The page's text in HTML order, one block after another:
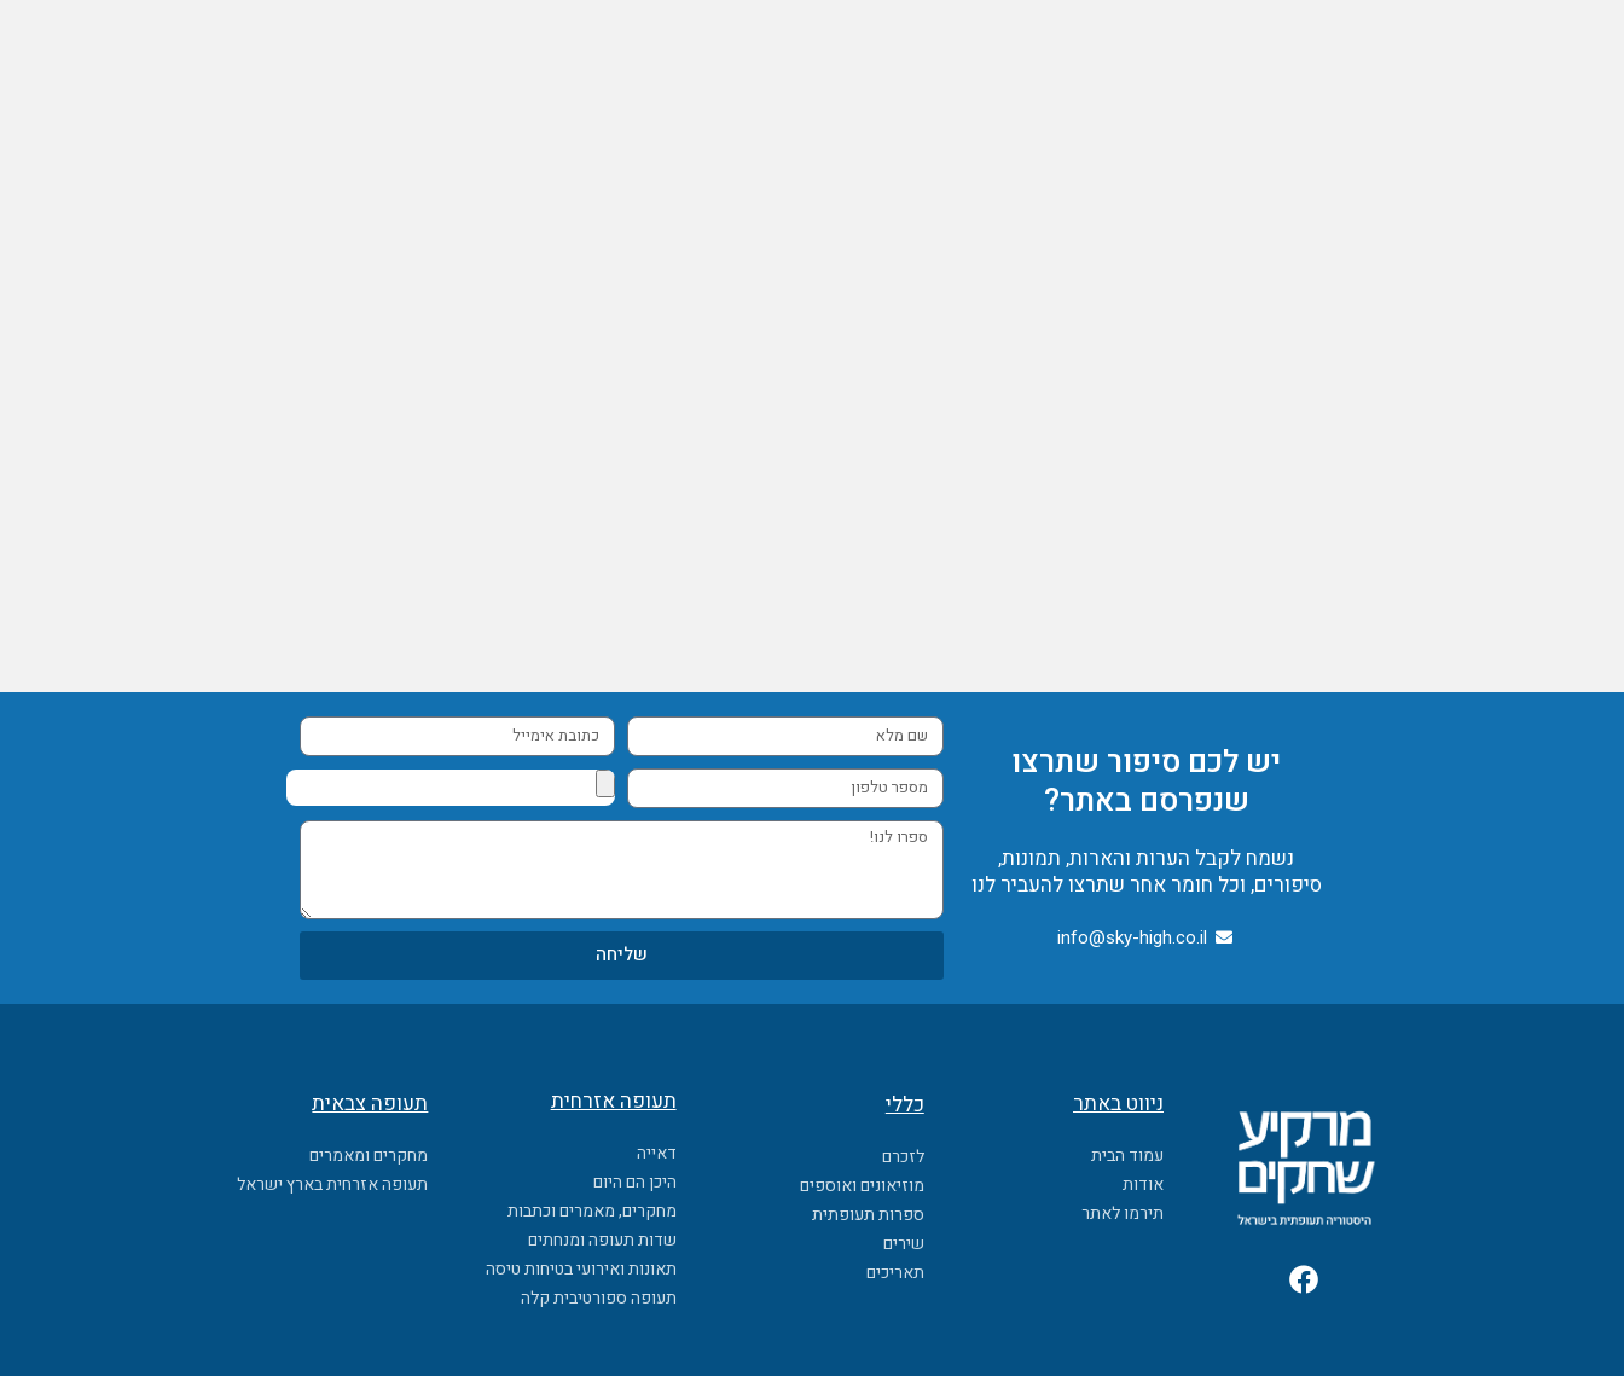
יש לכם סיפור שתרצו
שנפרסם באתר?
נשמח לקבל הערות והארות, תמונות,
סיפורים, וכל חומר אחר שתרצו להעביר לנו
info@sky-high.co.il
שם
מלא
כתובת
אימייל
מספר
טלפון
ספרו
שליחה
F
a
ניווט באתר
עמוד הבית
אודות
תירמו לאתר
כללי
לזכרם
מוזיאונים ואוספים
ספרות תעופתית
שירים
תאריכים
תעופה אזרחית
דאייה
היכן הם היום
מחקרים, מאמרים וכתבות
שדות תעופה ומנחתים
תאונות ואירועי בטיחות טיסה
תעופה ספורטיבית קלה
תעופה צבאית
מחקרים ומאמרים
תעופה אזרחית בארץ ישראל